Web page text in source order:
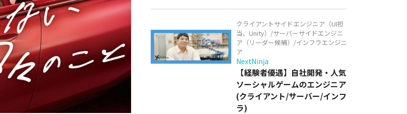
クライアントサイドエンジニア（UI担
当、Unity）/サーバーサイドエンジニ
ア（リーダー候補）/インフラエンジニ
ア
NextNinja
【経験者優遇】自社開発・人気
ソーシャルゲームのエンジニア
(クライアント/サーバー/インフ
ラ)